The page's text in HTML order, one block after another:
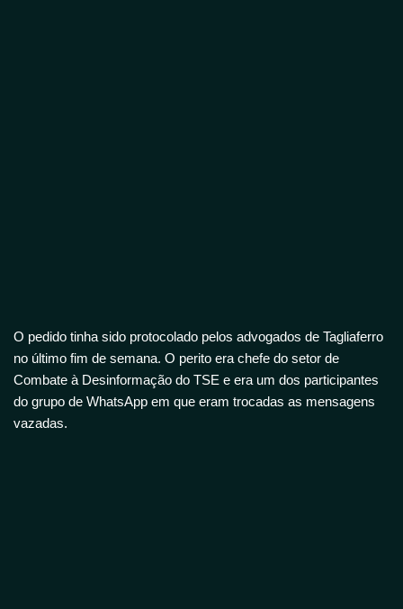
O pedido tinha sido protocolado pelos advogados de Tagliaferro
no último fim de semana. O perito era chefe do setor de
Combate à Desinformação do TSE e era um dos participantes
do grupo de WhatsApp em que eram trocadas as mensagens
vazadas.